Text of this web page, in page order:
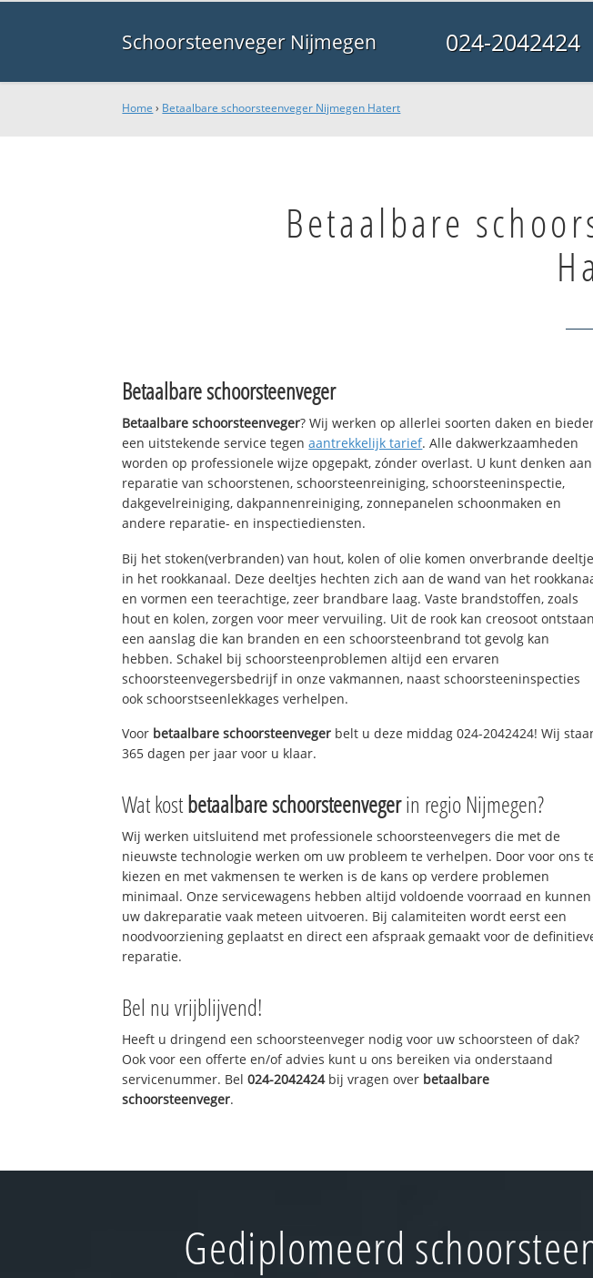
Schoorsteenveger Nijmegen 024-2042424
Home › Betaalbare schoorsteenveger Nijmegen Hatert
Betaalbare
Betaalbare schoorsteenveger
Betaalbare schoorsteenveger? Wij werken op allerlei soorten daken en
een uitstekende service tegenaantrekkelijk tarief. Alle dakwerkzaamheden
worden op professionele wijze opgepakt, zónder overlast. U kunt denken aan
reparatie van schoorstenen, schoorsteenreiniging, schoorsteeninspectie,
dakgevelreiniging, dakpannenreiniging, zonnepanelen schoonmaken en
andere reparatie- en inspectiediensten.
Bij het stoken(verbranden) van hout, kolen of olie komen onverbrande
in het rookkanaal. Deze deeltjes hechten zich aan de wand van het
en vormen een teerachtige, zeer brandbare laag. Vaste brandstoffen, zoals
hout en kolen, zorgen voor meer vervuiling. Uit de rook kan creosoot
een aanslag die kan branden en een schoorsteenbrand tot gevolg kan
hebben. Schakel bij schoorsteenproblemen altijd een ervaren
schoorsteenvegersbedrijf in onze vakmannen, naast schoorsteeninspecties
ook schoorstseenlekkages verhelpen.
Voor betaalbare schoorsteenveger belt u deze middag 024-2042424! Wij
365 dagen per jaar voor u klaar.
Wat kostbetaalbare schoorsteenvegerin regio Nijmegen?
Wij werken uitsluitend met professionele schoorsteenvegers die met de
nieuwste technologie werken om uw probleem te verhelpen. Door voor ons
kiezen en met vakmensen te werken is de kans op verdere problemen
minimaal. Onze servicewagens hebben altijd voldoende voorraad en kunnen
uw dakreparatie vaak meteen uitvoeren. Bij calamiteiten wordt eerst een
noodvoorziening geplaatst en direct een afspraak gemaakt voor de
reparatie.
Bel nu vrijblijvend!
Heeft u dringend een schoorsteenveger nodig voor uw schoorsteen of dak?
Ook voor een offerte en/of advies kunt u ons bereiken via onderstaand
servicenummer. Bel024-2042424bij vragen over betaalbare
schoorsteenveger.
Gediplomeerd